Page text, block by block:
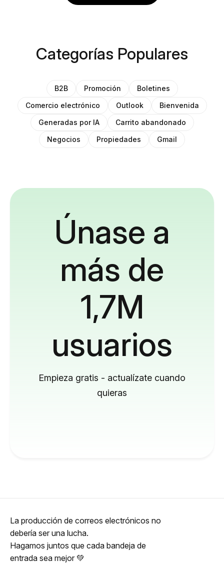
Categorías Populares
B2B Promoción
Boletines
Comercio electrónico
Outlook
Bienvenida
Generadas por IA
Carrito abandonado
Negocios
Propiedades Gmail
Únase a
más de
1,7M
usuarios
Empieza gratis - actualízate cuando
quieras
La producción de correos electrónicos no
debería ser una lucha.
Hagamos juntos que cada bandeja de
entrada sea mejor 💚